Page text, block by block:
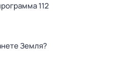
112
Земля?